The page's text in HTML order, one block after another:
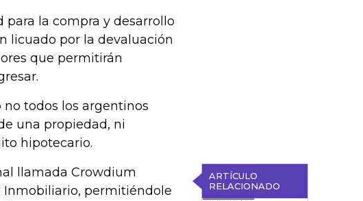
para la compra y desarrollo
licuado por la devaluación
que permitirán
todos los argentinos
una propiedad, ni
hipotecario.
ARTÍCULO
RELACIONADO
llamada Crowdium
Inmobiliario, permitiéndole